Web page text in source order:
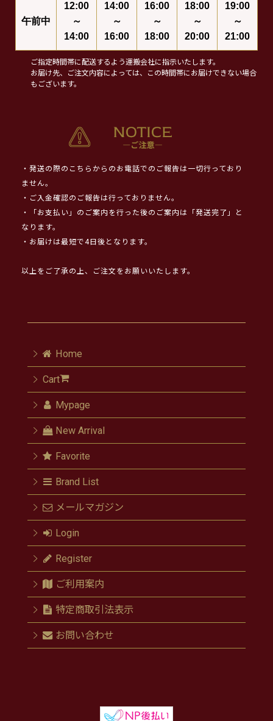
午前中
12:00
～
14:00
14:00
～
16:00
16:00
～
18:00
18:00
～
20:00
19:00
～
21:00
ご指定時間帯に配送するよう運搬会社に指示いたします。
お届け先、ご注文内容によっては、この時間帯にお届けできない場合
もございます。
・発送の際のこちらからのお電話でのご報告は一切行っており
ません。
・ご入金確認のご報告は行っておりません。
・「お支払い」のご案内を行った後のご案内は「発送完了」と
なります。
・お届けは最短で4日後となります。
以上をご了承の上、ご注文をお願いいたします。
Home
Cart
Mypage
New Arrival
Favorite
Brand List
メールマガジン
Login
Register
ご利用案内
特定商取引法表示
お問い合わせ